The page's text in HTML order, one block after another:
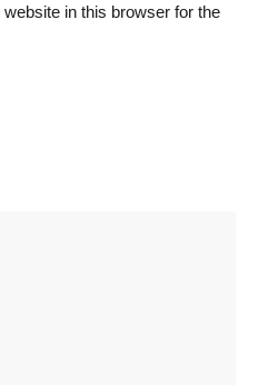
in this browser for the